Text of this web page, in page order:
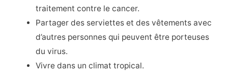
traitement contre le cancer.
Partager des serviettes et des vêtements avec
d’autres personnes qui peuvent être porteuses
du virus.
Vivre dans un climat tropical.